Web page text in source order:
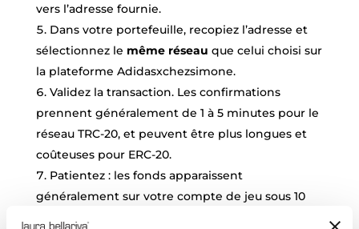
vers l’adresse fournie.
Dans votre portefeuille, recopiez l’adresse et
sélectionnez le même réseau que celui choisi sur
la plateforme Adidasxchezsimone.
Validez la transaction. Les confirmations
prennent généralement de 1 à 5 minutes pour le
réseau TRC-20, et peuvent être plus longues et
coûteuses pour ERC-20.
Patientez : les fonds apparaissent
généralement sur votre compte de jeu sous 10